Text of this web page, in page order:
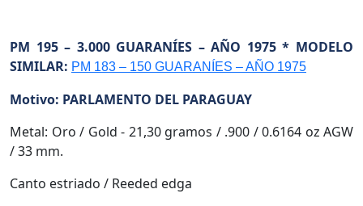
PM 195 – 3.000 GUARANÍES – AÑO 1975 * MODELO
SIMILAR: PM 183 – 150 GUARANÍES – AÑO 1975
Motivo: PARLAMENTO DEL PARAGUAY
Metal: Oro / Gold - 21,30 gramos / .900 / 0.6164 oz AGW
/ 33 mm.
Canto estriado / Reeded edga